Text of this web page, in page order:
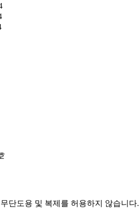
단도용 및 복제를 허용하지 않습니다.